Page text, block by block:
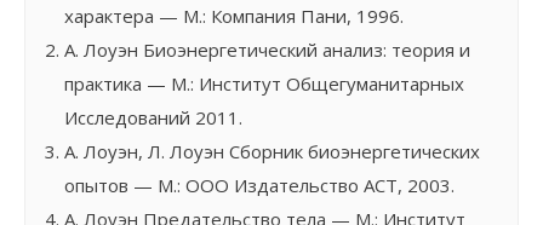
характера — М.: Компания Пани, 1996.
А. Лоуэн Биоэнергетический анализ: теория и
практика — М.: Институт Общегуманитарных
Исследований 2011.
А. Лоуэн, Л. Лоуэн Сборник биоэнергетических
опытов — М.: ООО Издательство АСТ, 2003.
А. Лоуэн Предательство тела — М.: Институт